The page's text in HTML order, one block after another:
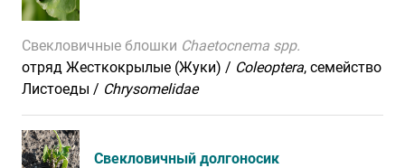
Свекловичные блошки Chaetocnema spp.
отряд Жесткокрылые (Жуки) / Coleoptera, семейство
Листоеды / Chrysomelidae
Свекловичный долгоносик